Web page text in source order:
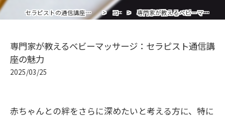
セラピストの通信講座ならグローバルボディケア総合学院 コラム 専門家が教えるベビーマッサージ：セラピスト通信講座の魅力
専門家が教えるベビーマッサージ：セラピスト通信講
座の魅力
2025/03/25
赤ちゃんとの絆をさらに深めたいと考える方に、特に